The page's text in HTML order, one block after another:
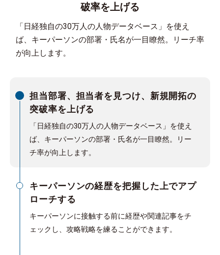
破率を上げる
「日経独自の30万人の人物データベース」を使え
ば、キーパーソンの部署・氏名が一目瞭然。リーチ率
が向上します。
担当部署、担当者を見つけ、新規開拓の
突破率を上げる
「日経独自の30万人の人物データベース」を使え
ば、キーパーソンの部署・氏名が一目瞭然。リー
チ率が向上します。
キーパーソンの経歴を把握した上でアプ
ローチする
キーパーソンに接触する前に経歴や関連記事をチ
ェックし、攻略戦略を練ることができます。